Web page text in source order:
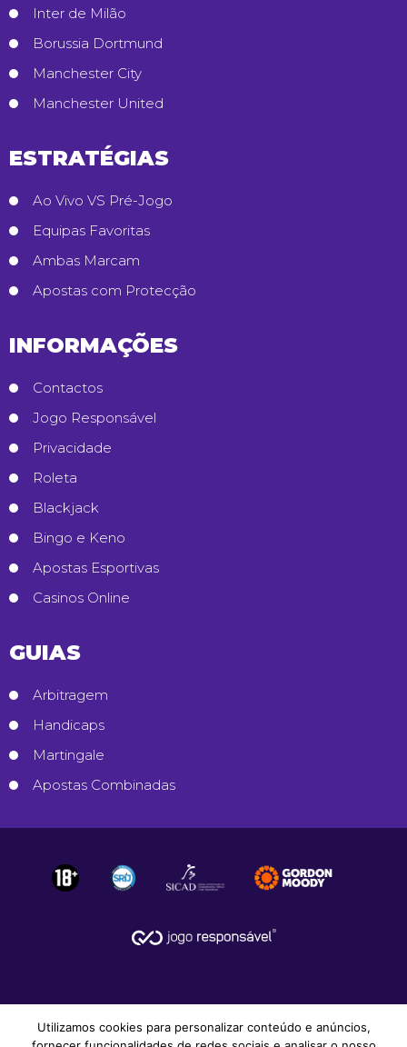
Inter de Milão
Borussia Dortmund
Manchester City
Manchester United
ESTRATÉGIAS
Ao Vivo VS Pré-Jogo
Equipas Favoritas
Ambas Marcam
Apostas com Protecção
INFORMAÇÕES
Contactos
Jogo Responsável
Privacidade
Roleta
Blackjack
Bingo e Keno
Apostas Esportivas
Casinos Online
GUIAS
Arbitragem
Handicaps
Martingale
Apostas Combinadas
Utilizamos cookies para personalizar conteúdo e anúncios,